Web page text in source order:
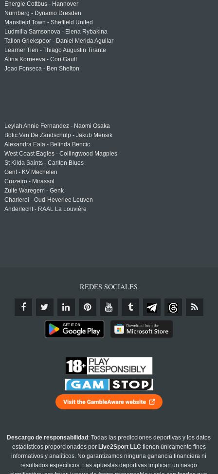
Energie Cottbus - Hannover
Nürnberg - Dynamo Dresden
Mansfield Town - Sheffield United
Ludmilla Samsonova - Elena Rybakina
Tallon Griekspoor - Daniel Merida Aguilar
Learner Tien - Thiago Augustin Tirante
Alina Korneeva - Cori Gauff
Joao Fonseca - Ben Shelton
Leylah Annie Fernandez - Naomi Osaka
Botic Van De Zandschulp - Jakub Mensik
Alexandra Eala - Belinda Bencic
West Coast Eagles - Collingwood Magpies
St Kilda Saints - Carlton Blues
Gent - KV Mechelen
Cruzeiro - Mirassol
Zulte Waregem - Genk
Charleroi - Oud-Heverlee Leuven
Anderlecht - RAAL La Louvière
REDES SOCIALES
Descargo de responsabilidad : Todas las predicciones deportivas y los datos
estadísticos proporcionados por Live2Sport LLC tienen únicamente fines
informativos y analíticos. No garantizamos ninguna ganancia financiera ni
resultados específicos. Las apuestas deportivas implican un riesgo